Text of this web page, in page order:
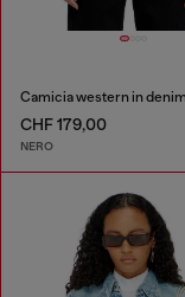
Camicia western in
CHF 179,00
NERO